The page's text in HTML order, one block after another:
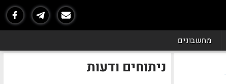
מחשבונים
ניתוחים ודעות